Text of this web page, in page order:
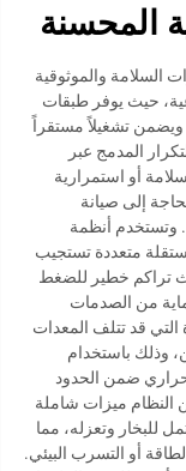
المحسنة
السلامة والموثوقية
حيث يوفر طبقات
ويضمن تشغيلاً مستقراً
المدمج عبر
أو استمرارية
إلى صيانة
وتستخدم أنظمة
متعددة تستجيب
تراكم خطير للضغط
من الصدمات
قد تتلف المعدات
وذلك باستخدام
ضمن الحدود
النظام ميزات شاملة
للبخار وتعزله، مما
أو التسرب البيئي.